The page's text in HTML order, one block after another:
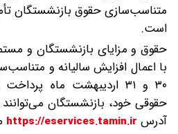
متناسب‌سازی حقوق بازنشستگان
است.
حقوق و مزایای بازنشستگان و
۳۰ و ۳۱ اردیبهشت ماه
حقوقی خود، بازنشستگان
آدرس https://eservices.tamin.ir